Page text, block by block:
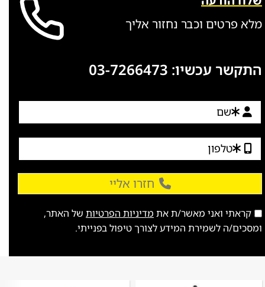
מלא פרטים וכבר נחזור אליך
התקשר עכשיו: 03-7266473
חזרו אליי
קראתי ואני מאשר/ת את מדיניות הפרטיות של האתר,
ומסכים/ה לשמירת המידע לצורך טיפול בפנייתי.